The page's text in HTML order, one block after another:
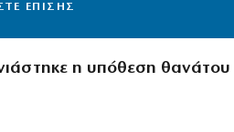
ΕΠΙΣΗΣ
η υπόθεση